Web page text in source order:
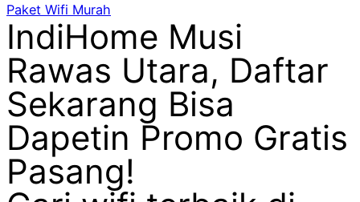
Paket Wifi Murah
IndiHome Musi
Rawas Utara, Daftar
Sekarang Bisa
Dapetin Promo Gratis
Pasang!